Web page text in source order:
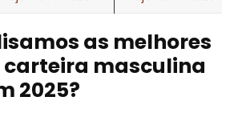
as melhores
carteira masculina
2025?